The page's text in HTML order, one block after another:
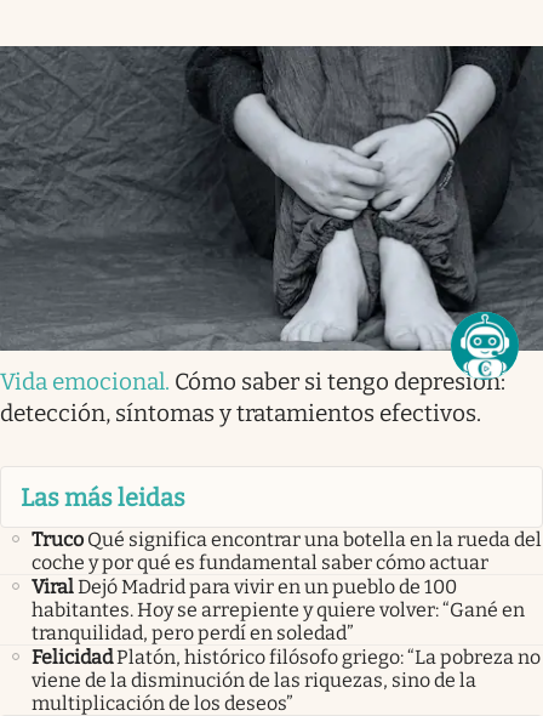
Vida emocional. Cómo saber si tengo depresión:
detección, síntomas y tratamientos efectivos.
Las más leidas
Truco Qué significa encontrar una botella en la rueda del
coche y por qué es fundamental saber cómo actuar
ViralDejó Madrid para vivir en un pueblo de 100
habitantes. Hoy se arrepiente y quiere volver: “Gané en
tranquilidad, pero perdí en soledad”
FelicidadPlatón, histórico filósofo griego: “La pobreza no
viene de la disminución de las riquezas, sino de la
multiplicación de los deseos”